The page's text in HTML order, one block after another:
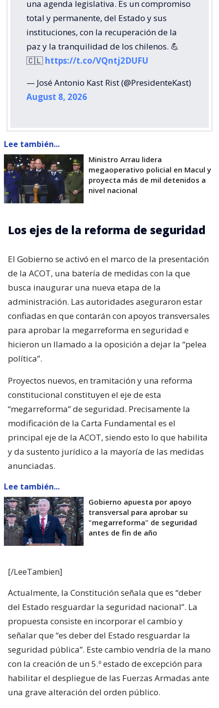
una agenda legislativa. Es un compromiso
total y permanente, del Estado y sus
instituciones, con la recuperación de la
paz y la tranquilidad de los chilenos. 💪
🇨🇱 https://t.co/VQntj2DUFU
— José Antonio Kast Rist (@PresidenteKast)
August 8, 2026
Lee también...
Ministro Arrau lidera
megaoperativo policial en Macul y
proyecta más de mil detenidos a
nivel nacional
Los ejes de la reforma de seguridad
El Gobierno se activó en el marco de la presentación
de la ACOT, una batería de medidas con la que
busca inaugurar una nueva etapa de la
administración. Las autoridades aseguraron estar
confiadas en que contarán con apoyos transversales
para aprobar la megarreforma en seguridad e
hicieron un llamado a la oposición a dejar la “pelea
política”.
Proyectos nuevos, en tramitación y una reforma
constitucional constituyen el eje de esta
“megarreforma” de seguridad. Precisamente la
modificación de la Carta Fundamental es el
principal eje de la ACOT, siendo esto lo que habilita
y da sustento jurídico a la mayoría de las medidas
anunciadas.
Lee también...
Gobierno apuesta por apoyo
transversal para aprobar su
"megarreforma" de seguridad
antes de fin de año
[/LeeTambien]
Actualmente, la Constitución señala que es “deber
del Estado resguardar la seguridad nacional”. La
propuesta consiste en incorporar el cambio y
señalar que “es deber del Estado resguardar la
seguridad pública”. Este cambio vendría de la mano
con la creación de un 5.º estado de excepción para
habilitar el despliegue de las Fuerzas Armadas ante
una grave alteración del orden público.